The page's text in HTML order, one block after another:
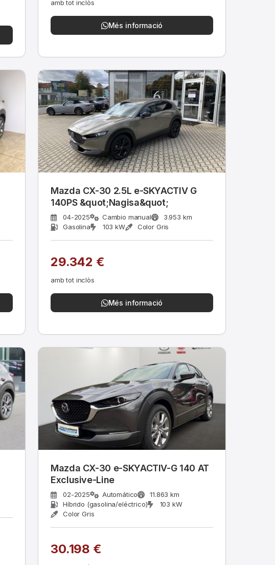
amb tot inclòs
Més informació
Mazda CX-30 2.5L e-SKYACTIV G
140PS &quot;Nagisa&quot;
04-2025 Cambio manual
3.953 km
Gasolina
103 kW Color Gris
29.342 €
amb tot inclòs
Més informació
Mazda CX-30 e-SKYACTIV-G 140 AT
Exclusive-Line
02-2025 Automático
11.863 km
Híbrido (gasolina/eléctrico)
103 kW
Color Gris
30.198 €